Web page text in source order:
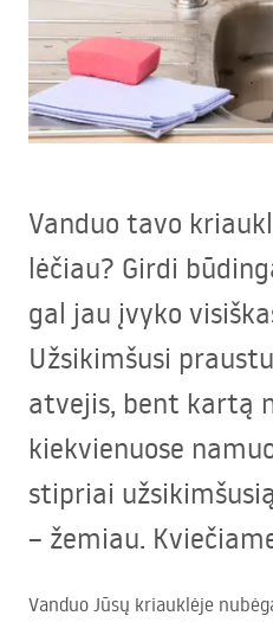
Vanduo tavo
lėčiau? Girdi
gal jau įvyko
Užsikimšusi
atvejis, bent kartą
kiekvienuose
stipriai
– žemiau.
Vanduo Jūsų kriauklėje